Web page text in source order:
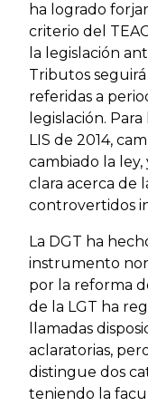
ha logrado
criterio del
la legislación
Tributos
referidas a
legislación.
LIS de 2014,
cambiado la
clara acerca de
controvertidos
La DGT ha
instrumento
por la reforma
de la LGT ha
llamadas
aclaratorias,
distingue dos
teniendo la